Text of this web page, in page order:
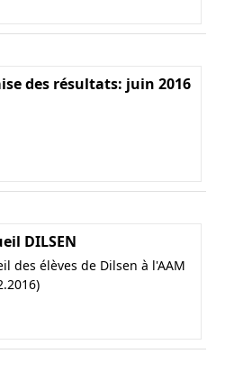
des résultats: juin 2016
DILSEN
des élèves de Dilsen à l'AAM